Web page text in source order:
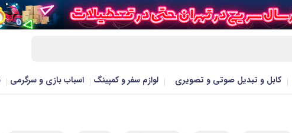
کابل و تبدیل صوتی و تصویری لوازم سفر و کمپینگ اسباب بازی و سرگرمی